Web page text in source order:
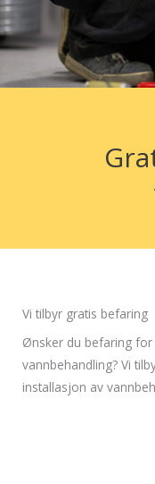
Vi tilbyr gratis befaring
Ønsker du befaring
vannbehandling? Vi
installasjon av